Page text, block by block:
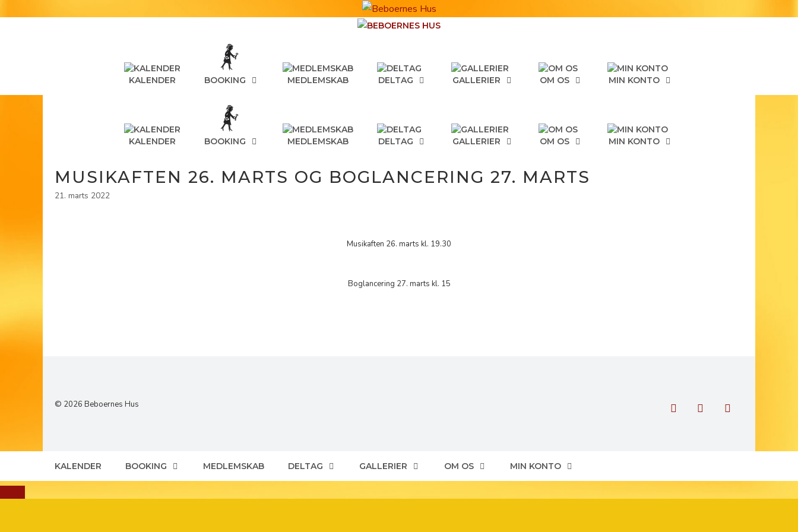
KALENDER BOOKING MEDLEMSKAB DELTAG GALLERIER OM OS MIN KONTO
KALENDER BOOKING MEDLEMSKAB DELTAG GALLERIER OM OS MIN KONTO
MUSIKAFTEN 26. MARTS OG BOGLANCERING 27. MARTS
21. marts 2022
Musikaften 26. marts kl. 19.30
Boglancering 27. marts kl. 15
© 2026 Beboernes Hus
KALENDER BOOKING MEDLEMSKAB DELTAG GALLERIER OM OS MIN KONTO
LUK